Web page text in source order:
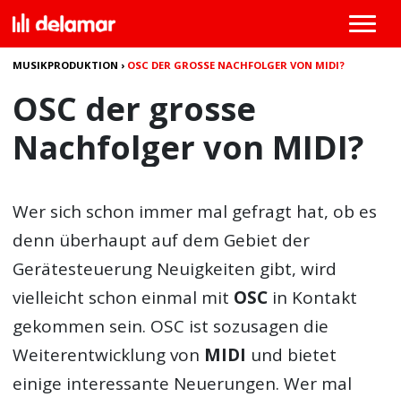
MUSIKPRODUKTION › OSC DER GROSSE NACHFOLGER VON MIDI?
OSC der grosse
Nachfolger von MIDI?
Wer sich schon immer mal gefragt hat, ob es
denn überhaupt auf dem Gebiet der
Gerätesteuerung Neuigkeiten gibt, wird
vielleicht schon einmal mit OSC in Kontakt
gekommen sein. OSC ist sozusagen die
Weiterentwicklung von MIDI und bietet
einige interessante Neuerungen. Wer mal